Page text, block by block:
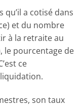
a cotisé dans
et du nombre
à la retraite au
le pourcentage de
ce
son taux